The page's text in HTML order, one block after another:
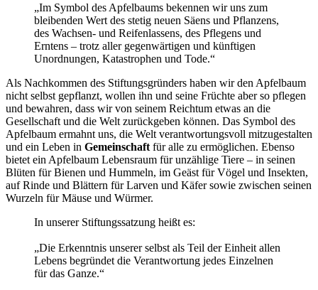
„Im Symbol des Apfelbaums bekennen wir uns zum
bleibenden Wert des stetig neuen Säens und Pflanzens,
des Wachsen- und Reifenlassens, des Pflegens und
Erntens – trotz aller gegenwärtigen und künftigen
Unordnungen, Katastrophen und Tode.“
Als Nachkommen des Stiftungsgründers haben wir den Apfelbaum
nicht selbst gepflanzt, wollen ihn und seine Früchte aber so pflegen
und bewahren, dass wir von seinem Reichtum etwas an die
Gesellschaft und die Welt zurückgeben können. Das Symbol des
Apfelbaum ermahnt uns, die Welt verantwortungsvoll mitzugestalten
und ein Leben in Gemeinschaft für alle zu ermöglichen. Ebenso
bietet ein Apfelbaum Lebensraum für unzählige Tiere – in seinen
Blüten für Bienen und Hummeln, im Geäst für Vögel und Insekten,
auf Rinde und Blättern für Larven und Käfer sowie zwischen seinen
Wurzeln für Mäuse und Würmer.
In unserer Stiftungssatzung heißt es:
„Die Erkenntnis unserer selbst als Teil der Einheit allen
Lebens begründet die Verantwortung jedes Einzelnen
für das Ganze.“